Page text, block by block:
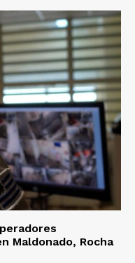
Maldonado, Rocha